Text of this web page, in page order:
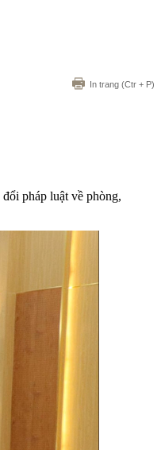
In trang (Ctr + P)
pháp luật về phòng,